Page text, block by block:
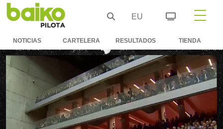
EU
NOTICIAS CARTELERA RESULTADOS TIENDA